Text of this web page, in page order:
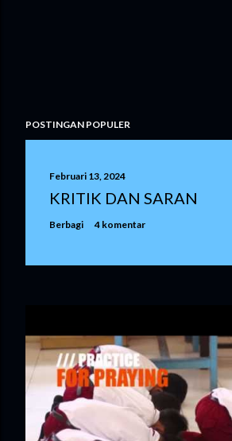
POSTINGAN POPULER
Februari 13, 2024
KRITIK DAN SARAN
Berbagi 4 komentar